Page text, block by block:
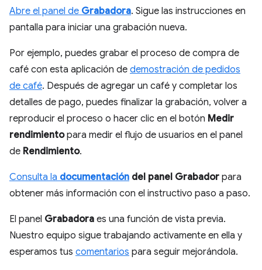
Abre el panel de Grabadora. Sigue las instrucciones en
pantalla para iniciar una grabación nueva.
Por ejemplo, puedes grabar el proceso de compra de
café con esta aplicación de demostración de pedidos
de café. Después de agregar un café y completar los
detalles de pago, puedes finalizar la grabación, volver a
reproducir el proceso o hacer clic en el botón Medir
rendimientopara medir el flujo de usuarios en el panel
de Rendimiento.
Consulta la documentación del panel Grabador para
obtener más información con el instructivo paso a paso.
El panel Grabadora es una función de vista previa.
Nuestro equipo sigue trabajando activamente en ella y
esperamos tus comentarios para seguir mejorándola.